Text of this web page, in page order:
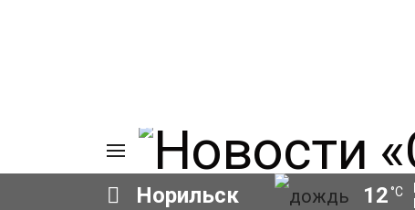
Норильск 12 °C